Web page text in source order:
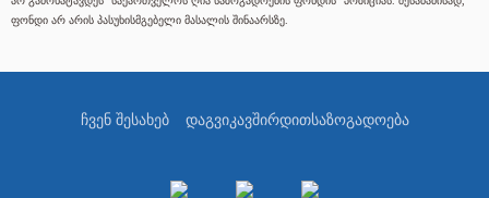
ფონდი არ არის პასუხისმგებელი მასალის შინაარსზე.
ჩვენ შესახებ დაგვიკავშირდითსაზოგადოება